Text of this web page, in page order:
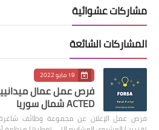
مشاركات عشوائية
المشاركات الشائعة
19 مايو 2022
فرص عمل عمال
ACTED شمال سوريا
فرص عمل الإعلان عن مجموعة وظائف